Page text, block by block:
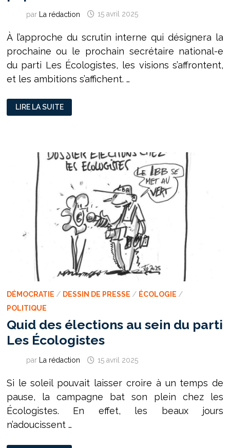
par La rédaction 15 avril 2025
À l’approche du scrutin interne qui désignera la
prochaine ou le prochain secrétaire national-e
du parti Les Écologistes, les visions s’affrontent,
et les ambitions s’affichent. …
ENTRETIEN
AVEC
KARIMA
MONDE
D’ABORD
CLASSES
POPULAIRES.”
LIRE LA SUITE
DÉMOCRATIE / DESSIN DE PRESSE / ÉCOLOGIE /
POLITIQUE
Quid des élections au sein du parti
Les Écologistes
par La rédaction 15 avril 2025
Si le soleil pouvait laisser croire à un temps de
pause, la campagne bat son plein chez les
Écologistes. En effet, les beaux jours
n’adoucissent …